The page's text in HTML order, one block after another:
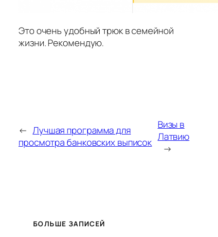
Это очень удобный трюк в семейной
жизни. Рекомендую.
← Лучшая программа для
просмотра банковских выписок
Визы в
Латвию
→
БОЛЬШЕ ЗАПИСЕЙ